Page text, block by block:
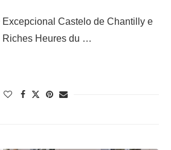
Excepcional Castelo de Chantilly e
Riches Heures du …